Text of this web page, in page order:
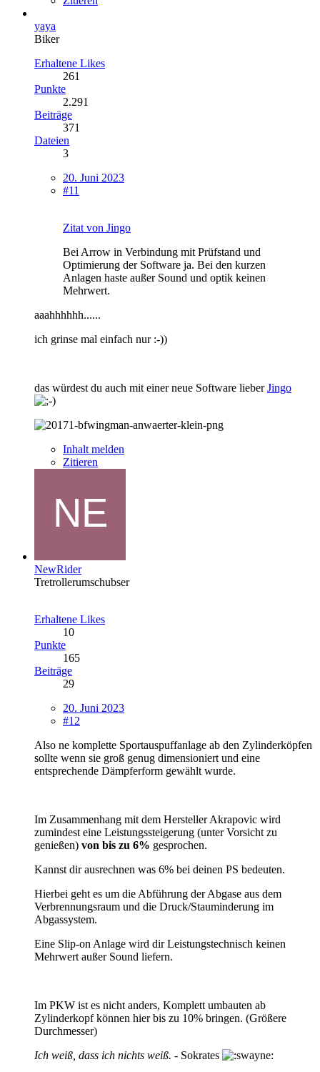
yaya
Biker
Erhaltene Likes
261
Punkte
2.291
Beiträge
371
Dateien
3
20. Juni 2023
#11
Zitat von Jingo
Bei Arrow in Verbindung mit Prüfstand und
Optimierung der Software ja. Bei den kurzen
Anlagen haste außer Sound und optik keinen
Mehrwert.
aaahhhhhh......
ich grinse mal einfach nur :-))
das würdest du auch mit einer neue Software lieberJingo
Inhalt melden
Zitieren
NewRider
Tretrollerumschubser
Erhaltene Likes
10
Punkte
165
Beiträge
29
20. Juni 2023
#12
Also ne komplette Sportauspuffanlage ab den Zylinderköpfen
sollte wenn sie groß genug dimensioniert und eine
entsprechende Dämpferform gewählt wurde.
Im Zusammenhang mit dem Hersteller Akrapovic wird
zumindest eine Leistungssteigerung (unter Vorsicht zu
genießen) von bis zu 6% gesprochen.
Kannst dir ausrechnen was 6% bei deinen PS bedeuten.
Hierbei geht es um die Abführung der Abgase aus dem
Verbrennungsraum und die Druck/Stauminderung im
Abgassystem.
Eine Slip-on Anlage wird dir Leistungstechnisch keinen
Mehrwert außer Sound liefern.
Im PKW ist es nicht anders, Komplett umbauten ab
Zylinderkopf können hier bis zu 10% bringen. (Größere
Durchmesser)
Ich weiß, dass ich nichts weiß. - Sokrates